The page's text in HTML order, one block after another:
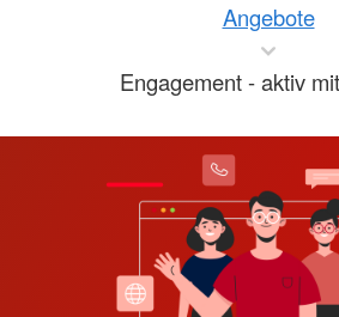
Angebote
Engagement - aktiv